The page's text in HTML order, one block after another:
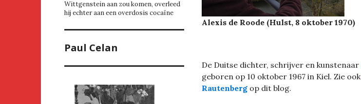
Alexis de Roode (Hulst, 8 oktober 1970)
De Duitse dichter, schrijver en kunstenaar
geboren op 10 oktober 1967 in Kiel. Zie ook
Rautenberg op dit blog.
Wittgenstein aan zou komen, overleed
hij echter aan een overdosis cocaïne
Paul Celan